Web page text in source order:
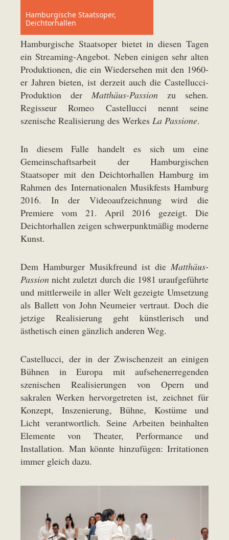
Hamburgische Staatsoper,
Deichtorhallen
Hamburgische Staatsoper bietet in diesen Tagen
ein Streaming-Angebot. Neben einigen sehr alten
Produktionen, die ein Wiedersehen mit den 1960-
er Jahren bieten, ist derzeit auch die Castellucci-
Produktion der Matthäus-Passion zu sehen.
Regisseur Romeo Castellucci nennt seine
szenische Realisierung des Werkes La Passione.
In diesem Falle handelt es sich um eine
Gemeinschaftsarbeit der Hamburgischen
Staatsoper mit den Deichtorhallen Hamburg im
Rahmen des Internationalen Musikfests Hamburg
2016. In der Videoaufzeichnung wird die
Premiere vom 21. April 2016 gezeigt. Die
Deichtorhallen zeigen schwerpunktmäßig moderne
Kunst.
Dem Hamburger Musikfreund ist die Matthäus-
Passion nicht zuletzt durch die 1981 uraufgeführte
und mittlerweile in aller Welt gezeigte Umsetzung
als Ballett von John Neumeier vertraut. Doch die
jetzige Realisierung geht künstlerisch und
ästhetisch einen gänzlich anderen Weg.
Castellucci, der in der Zwischenzeit an einigen
Bühnen in Europa mit aufsehenerregenden
szenischen Realisierungen von Opern und
sakralen Werken hervorgetreten ist, zeichnet für
Konzept, Inszenierung, Bühne, Kostüme und
Licht verantwortlich. Seine Arbeiten beinhalten
Elemente von Theater, Performance und
Installation. Man könnte hinzufügen: Irritationen
immer gleich dazu.